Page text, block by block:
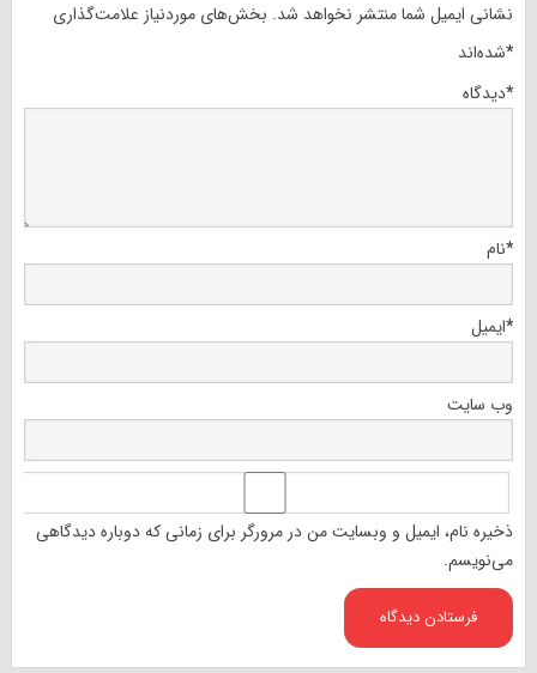
نشانی ایمیل شما منتشر نخواهد شد. بخش‌های موردنیاز علامت‌گذاری
شده‌اند*
دیدگاه*
نام*
ایمیل*
وب‌ سایت
ذخیره نام، ایمیل و وبسایت من در مرورگر برای زمانی که دوباره دیدگاهی
می‌نویسم.